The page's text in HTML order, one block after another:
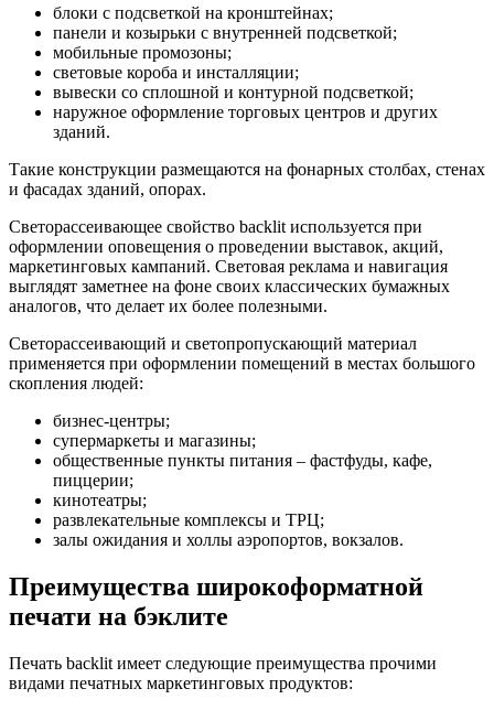
блоки с подсветкой на кронштейнах;
панели и козырьки с внутренней подсветкой;
мобильные промозоны;
световые короба и инсталляции;
вывески со сплошной и контурной подсветкой;
наружное оформление торговых центров и других
зданий.
Такие конструкции размещаются на фонарных столбах, стенах
и фасадах зданий, опорах.
Светорассеивающее свойство backlit используется при
оформлении оповещения о проведении выставок, акций,
маркетинговых кампаний. Световая реклама и навигация
выглядят заметнее на фоне своих классических бумажных
аналогов, что делает их более полезными.
Светорассеивающий и светопропускающий материал
применяется при оформлении помещений в местах большого
скопления людей:
бизнес-центры;
супермаркеты и магазины;
общественные пункты питания – фастфуды, кафе,
пиццерии;
кинотеатры;
развлекательные комплексы и ТРЦ;
залы ожидания и холлы аэропортов, вокзалов.
Преимущества широкоформатной
печати на бэклите
Печать backlit имеет следующие преимущества прочими
видами печатных маркетинговых продуктов: